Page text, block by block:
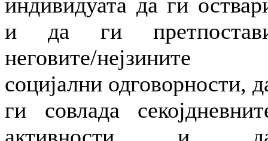
и да ги
неговите/нејзините
социјални одговорности,
ги совлада